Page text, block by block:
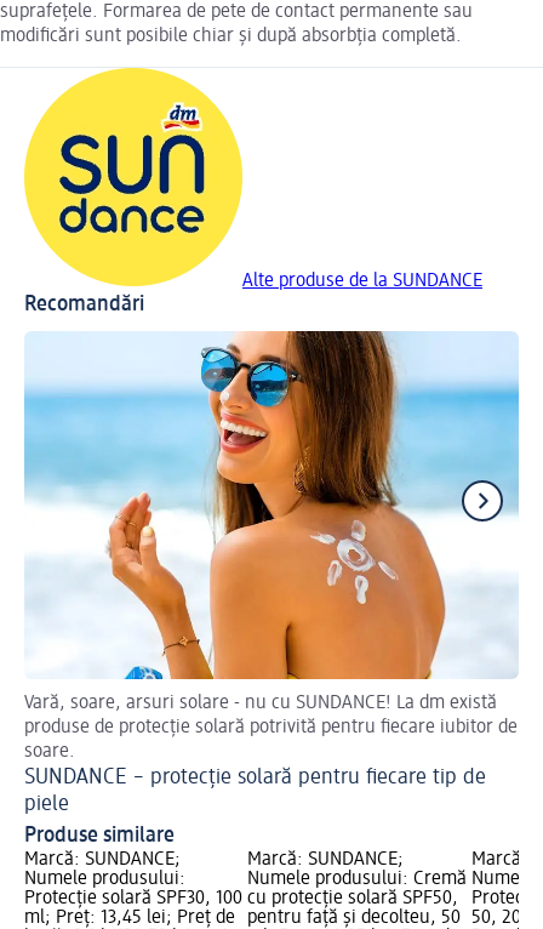
suprafețele. Formarea de pete de contact permanente sau
modificări sunt posibile chiar și după absorbția completă.
Alte produse de la SUNDANCE
Recomandări
Vară, soare, arsuri solare - nu cu SUNDANCE! La dm există
produse de protecție solară potrivită pentru fiecare iubitor de
soare.
SUNDANCE – protecție solară pentru fiecare tip de
piele
Produse similare
Marcă: SUNDANCE;
Numele produsului:
Protecție solară SPF30, 100
ml; Preț: 13,45 lei; Preț de
Marcă: SUNDANCE;
Numele produsului: Cremă
cu protecție solară SPF50,
pentru față și decolteu, 50
Marcă:
Numele
50, 200